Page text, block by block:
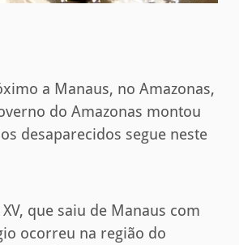
a Manaus, no Amazonas,
do Amazonas montou
desaparecidos segue neste
que saiu de Manaus com
ocorreu na região do